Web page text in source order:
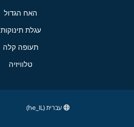
האח הגדול
עגלת תינוקות
תעופה קלה
טלוויזיה
עברית (he_IL)